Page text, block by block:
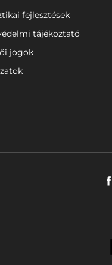
fejlesztések
tájékoztató
jogok